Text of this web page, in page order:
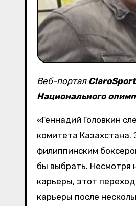
Веб-портал
Национального
«Геннадий Головкин
комитета Казахстана.
филиппинским
бы выбрать. Несмотря
карьеры, этот
карьеры после